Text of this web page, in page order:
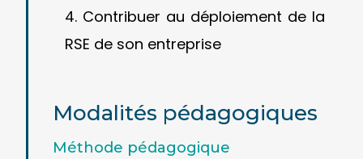
Contribuer au déploiement de la
RSE de son entreprise
Modalités pédagogiques
Méthode pédagogique